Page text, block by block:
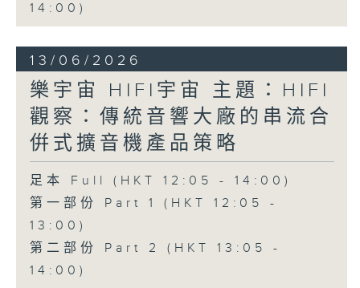
14:00)
13/06/2026
樂宇宙 HIFI宇宙 主題：HIFI
觀察：傳統音響大廠的串流合
倂式擴音機產品策略
足本 Full (HKT 12:05 - 14:00)
第一部份 Part 1 (HKT 12:05 -
13:00)
第二部份 Part 2 (HKT 13:05 -
14:00)